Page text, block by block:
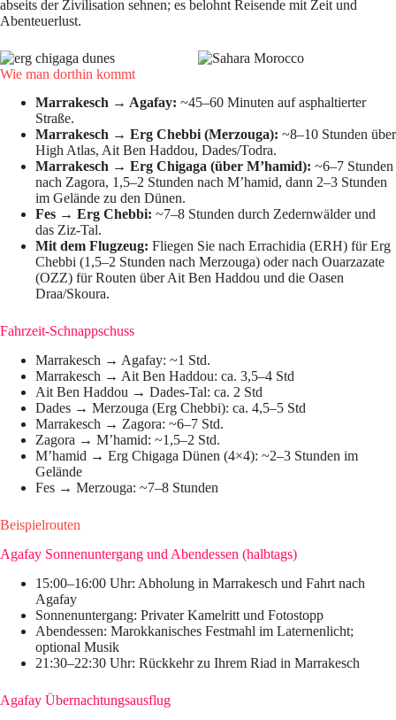
abseits der Zivilisation sehnen; es belohnt Reisende mit Zeit und
Abenteuerlust.
Wie man dorthin kommt
Marrakesch → Agafay: ~45–60 Minuten auf asphaltierter
Straße.
Marrakesch → Erg Chebbi (Merzouga): ~8–10 Stunden über
High Atlas, Ait Ben Haddou, Dades/Todra.
Marrakesch → Erg Chigaga (über M’hamid): ~6–7 Stunden
nach Zagora, 1,5–2 Stunden nach M’hamid, dann 2–3 Stunden
im Gelände zu den Dünen.
Fes → Erg Chebbi: ~7–8 Stunden durch Zedernwälder und
das Ziz-Tal.
Mit dem Flugzeug: Fliegen Sie nach Errachidia (ERH) für Erg
Chebbi (1,5–2 Stunden nach Merzouga) oder nach Ouarzazate
(OZZ) für Routen über Ait Ben Haddou und die Oasen
Draa/Skoura.
Fahrzeit-Schnappschuss
Marrakesch → Agafay: ~1 Std.
Marrakesch → Ait Ben Haddou: ca. 3,5–4 Std
Ait Ben Haddou → Dades-Tal: ca. 2 Std
Dades → Merzouga (Erg Chebbi): ca. 4,5–5 Std
Marrakesch → Zagora: ~6–7 Std.
Zagora → M’hamid: ~1,5–2 Std.
M’hamid → Erg Chigaga Dünen (4×4): ~2–3 Stunden im
Gelände
Fes → Merzouga: ~7–8 Stunden
Beispielrouten
Agafay Sonnenuntergang und Abendessen (halbtags)
15:00–16:00 Uhr: Abholung in Marrakesch und Fahrt nach
Agafay
Sonnenuntergang: Privater Kamelritt und Fotostopp
Abendessen: Marokkanisches Festmahl im Laternenlicht;
optional Musik
21:30–22:30 Uhr: Rückkehr zu Ihrem Riad in Marrakesch
Agafay Übernachtungsausflug